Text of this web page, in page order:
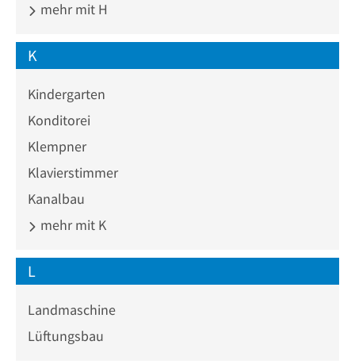
mehr mit H
K
Kindergarten
Konditorei
Klempner
Klavierstimmer
Kanalbau
mehr mit K
L
Landmaschine
Lüftungsbau